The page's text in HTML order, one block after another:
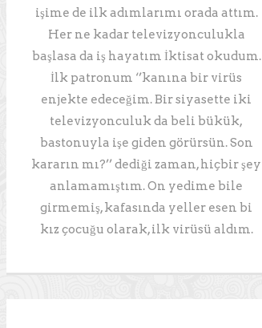
işime de ilk adımlarımı orada attım.
Her ne kadar televizyonculukla
başlasa da iş hayatım İktisat okudum.
İlk patronum ‘’kanına bir virüs
enjekte edeceğim. Bir siyasette iki
televizyonculuk da beli bükük,
bastonuyla işe giden görürsün. Son
kararın mı?’’ dediği zaman, hiçbir şey
anlamamıştım. On yedime bile
girmemiş, kafasında yeller esen bi
kız çocuğu olarak, ilk virüsü aldım.